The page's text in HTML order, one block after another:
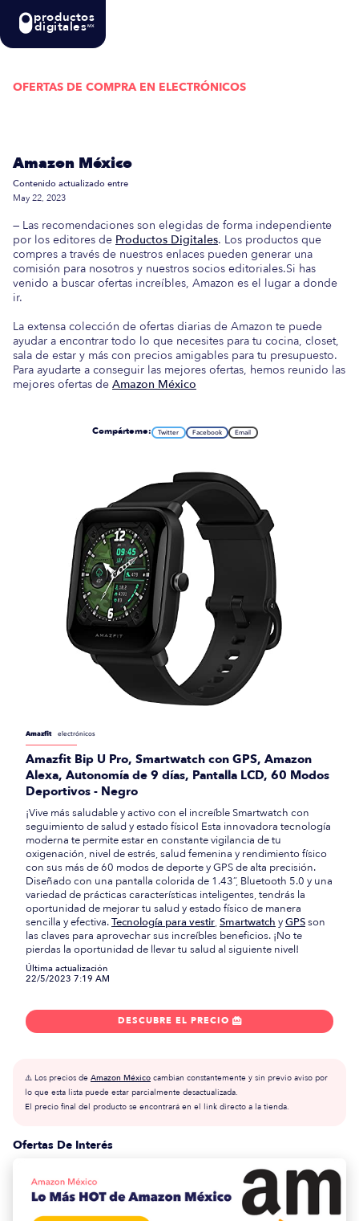
productos
digitalesMX
OFERTAS DE COMPRA EN ELECTRÓNICOS
Amazon México
Contenido actualizado entre
May 22, 2023
— Las recomendaciones son elegidas de forma independiente
por los editores de Productos Digitales. Los productos que
compres a través de nuestros enlaces pueden generar una
comisión para nosotros y nuestros socios editoriales.Si has
venido a buscar ofertas increíbles, Amazon es el lugar a donde
ir.
La extensa colección de ofertas diarias de Amazon te puede
ayudar a encontrar todo lo que necesites para tu cocina, closet,
sala de estar y más con precios amigables para tu presupuesto.
Para ayudarte a conseguir las mejores ofertas, hemos reunido las
mejores ofertas de Amazon México
Compárteme: Twitter Facebook Email
Amazfit electrónicos
Amazfit Bip U Pro, Smartwatch con GPS, Amazon
Alexa, Autonomía de 9 días, Pantalla LCD, 60 Modos
Deportivos - Negro
¡Vive más saludable y activo con el increíble Smartwatch con
seguimiento de salud y estado físico! Esta innovadora tecnología
moderna te permite estar en constante vigilancia de tu
oxigenación, nivel de estrés, salud femenina y rendimiento físico
con sus más de 60 modos de deporte y GPS de alta precisión.
Diseñado con una pantalla colorida de 1.43”, Bluetooth 5.0 y una
variedad de prácticas características inteligentes, tendrás la
oportunidad de mejorar tu salud y estado físico de manera
sencilla y efectiva.Tecnología para vestir,Smartwatch yGPSson
las claves para aprovechar sus increíbles beneficios. ¡No te
pierdas la oportunidad de llevar tu salud al siguiente nivel!
Última actualización
22/5/2023 7:19 AM
DESCUBRE EL PRECIO 
⚠️ Los precios de Amazon México cambian constantemente y sin previo aviso por
lo que esta lista puede estar parcialmente desactualizada.
El precio final del producto se encontrará en el link directo a la tienda.
Ofertas De Interés